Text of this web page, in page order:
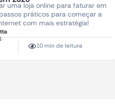
uma loja online para faturar em
práticos para começar a
com mais estratégia!
10 min de leitura